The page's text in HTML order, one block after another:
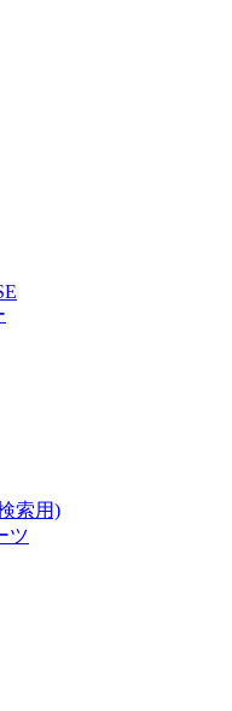
索用)
ツ